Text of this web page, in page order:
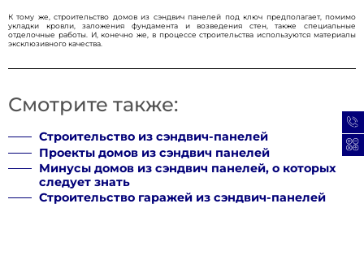
К тому же, строительство домов из сэндвич панелей под ключ предполагает, помимо
укладки кровли, заложения фундамента и возведения стен, также специальные
отделочные работы. И, конечно же, в процессе строительства используются материалы
эксклюзивного качества.